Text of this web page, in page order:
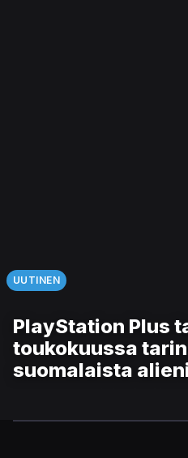
UUTINEN
PlayStation Plus
toukokuussa
suomalaista